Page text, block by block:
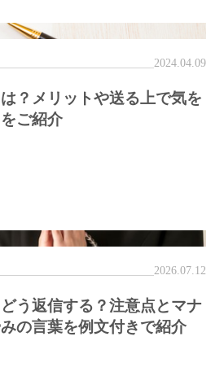
2024.04.09
は？メリットや送る上で気を
ご紹介
2026.07.12
どう返信する？注意点とマナ
の言葉を例文付きで紹介